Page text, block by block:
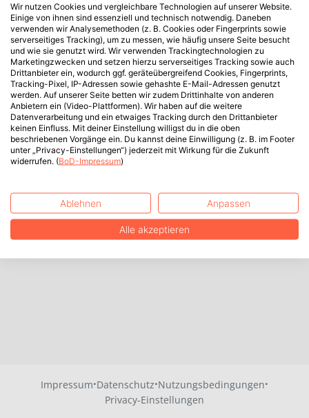
Impressum·Datenschutz·Nutzungsbedingungen·
Privacy-Einstellungen
Wir nutzen Cookies und vergleichbare Technologien auf unserer Website.
Einige von ihnen sind essenziell und technisch notwendig. Daneben
verwenden wir Analysemethoden (z. B. Cookies oder Fingerprints sowie
serverseitiges Tracking), um zu messen, wie häufig unsere Seite besucht
und wie sie genutzt wird. Wir verwenden Trackingtechnologien zu
Marketingzwecken und setzen hierzu serverseitiges Tracking sowie auch
Drittanbieter ein, wodurch ggf. geräteübergreifend Cookies, Fingerprints,
Tracking-Pixel, IP-Adressen sowie gehashte E-Mail-Adressen genutzt
werden. Auf unserer Seite betten wir zudem Drittinhalte von anderen
Anbietern ein (Video-Plattformen). Wir haben auf die weitere
Datenverarbeitung und ein etwaiges Tracking durch den Drittanbieter
keinen Einfluss. Mit deiner Einstellung willigst du in die oben
beschriebenen Vorgänge ein. Du kannst deine Einwilligung (z. B. im Footer
unter „Privacy-Einstellungen“) jederzeit mit Wirkung für die Zukunft
widerrufen. (BoD-Impressum)
Ablehnen Anpassen
Alle akzeptieren